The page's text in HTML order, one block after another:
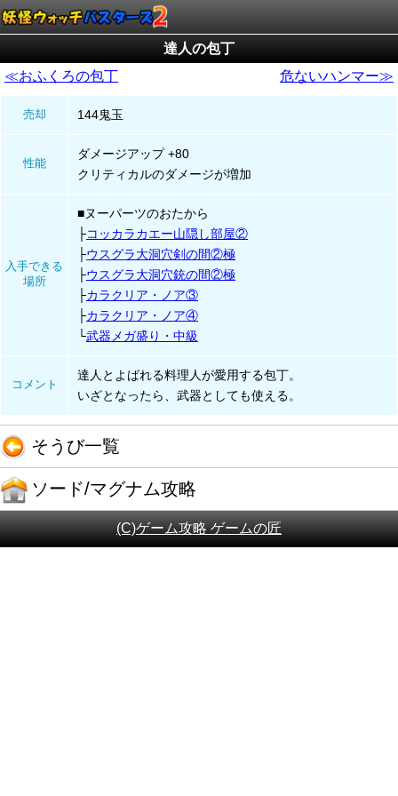
達人の包丁
≪おふくろの包丁
危ないハンマー≫
売却 144鬼玉
性能
ダメージアップ +80
クリティカルのダメージが増加
入手できる
場所
■ヌーパーツのおたから
コッカラカエー山隠し部屋②
ウスグラ大洞穴剣の間②極
ウスグラ大洞穴銃の間②極
カラクリア・ノア③
カラクリア・ノア④
武器メガ盛り・中級
コメント
達人とよばれる料理人が愛用する包丁。
いざとなったら、武器としても使える。
そうび一覧
ソード/マグナム攻略
(C)ゲーム攻略 ゲームの匠